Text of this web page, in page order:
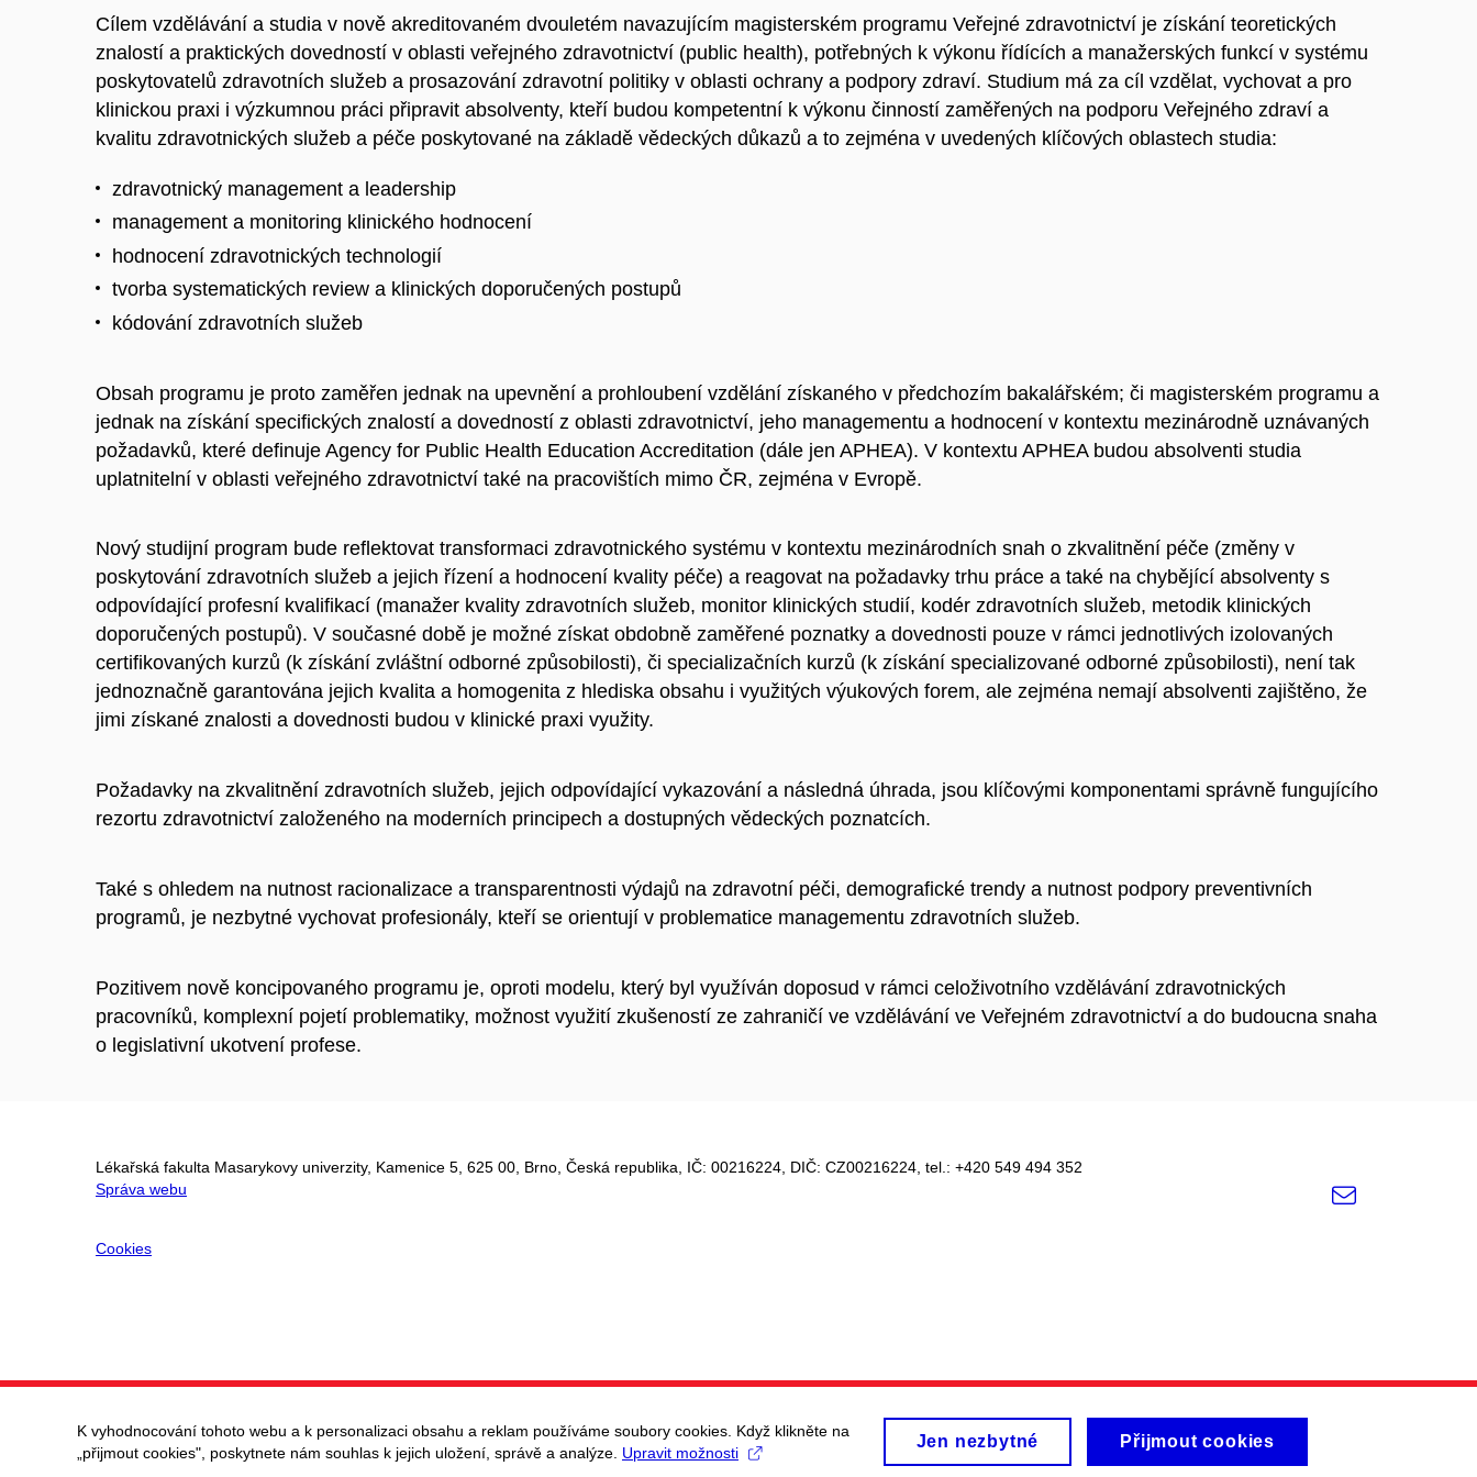
Cílem vzdělávání a studia v nově akreditovaném dvouletém navazujícím magisterském programu Veřejné zdravotnictví je získání teoretických
znalostí a praktických dovedností v oblasti veřejného zdravotnictví (public health), potřebných k výkonu řídících a manažerských funkcí v systému
poskytovatelů zdravotních služeb a prosazování zdravotní politiky v oblasti ochrany a podpory zdraví. Studium má za cíl vzdělat, vychovat a pro
klinickou praxi i výzkumnou práci připravit absolventy, kteří budou kompetentní k výkonu činností zaměřených na podporu Veřejného zdraví a
kvalitu zdravotnických služeb a péče poskytované na základě vědeckých důkazů a to zejména v uvedených klíčových oblastech studia:
zdravotnický management a leadership
management a monitoring klinického hodnocení
hodnocení zdravotnických technologií
tvorba systematických review a klinických doporučených postupů
kódování zdravotních služeb
Obsah programu je proto zaměřen jednak na upevnění a prohloubení vzdělání získaného v předchozím bakalářském; či magisterském programu a
jednak na získání specifických znalostí a dovedností z oblasti zdravotnictví, jeho managementu a hodnocení v kontextu mezinárodně uznávaných
požadavků, které definuje Agency for Public Health Education Accreditation (dále jen APHEA). V kontextu APHEA budou absolventi studia
uplatnitelní v oblasti veřejného zdravotnictví také na pracovištích mimo ČR, zejména v Evropě.
Nový studijní program bude reflektovat transformaci zdravotnického systému v kontextu mezinárodních snah o zkvalitnění péče (změny v
poskytování zdravotních služeb a jejich řízení a hodnocení kvality péče) a reagovat na požadavky trhu práce a také na chybějící absolventy s
odpovídající profesní kvalifikací (manažer kvality zdravotních služeb, monitor klinických studií, kodér zdravotních služeb, metodik klinických
doporučených postupů). V současné době je možné získat obdobně zaměřené poznatky a dovednosti pouze v rámci jednotlivých izolovaných
certifikovaných kurzů (k získání zvláštní odborné způsobilosti), či specializačních kurzů (k získání specializované odborné způsobilosti), není tak
jednoznačně garantována jejich kvalita a homogenita z hlediska obsahu i využitých výukových forem, ale zejména nemají absolventi zajištěno, že
jimi získané znalosti a dovednosti budou v klinické praxi využity.
Požadavky na zkvalitnění zdravotních služeb, jejich odpovídající vykazování a následná úhrada, jsou klíčovými komponentami správně fungujícího
rezortu zdravotnictví založeného na moderních principech a dostupných vědeckých poznatcích.
Také s ohledem na nutnost racionalizace a transparentnosti výdajů na zdravotní péči, demografické trendy a nutnost podpory preventivních
programů, je nezbytné vychovat profesionály, kteří se orientují v problematice managementu zdravotních služeb.
Pozitivem nově koncipovaného programu je, oproti modelu, který byl využíván doposud v rámci celoživotního vzdělávání zdravotnických
pracovníků, komplexní pojetí problematiky, možnost využití zkušeností ze zahraničí ve vzdělávání ve Veřejném zdravotnictví a do budoucna snaha
o legislativní ukotvení profese.
Lékařská fakulta Masarykovy univerzity, Kamenice 5, 625 00, Brno, Česká republika, IČ: 00216224 , DIČ: CZ00216224 , tel.: +420 549 494 352
Správa webu
Cookies
e-
K vyhodnocování tohoto webu a k personalizaci obsahu a reklam používáme soubory cookies. Když klikněte na
„přijmout cookies", poskytnete nám souhlas k jejich uložení, správě a analýze. Upravit možnosti
Jen nezbytné Přijmout cookies